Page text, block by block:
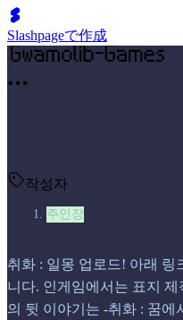
Slashpageで作成
작성자
주인장
취화 : 일몽 업로드! 아래 링
니다. 인게임에서는 표지
의 뒷 이야기는 -취화 : 꿈에